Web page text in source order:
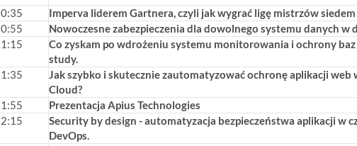
Imperva liderem Gartnera, czyli jak wygrać ligę mistrzów
Nowoczesne zabezpieczenia dla dowolnego systemu danych w
Co zyskam po wdrożeniu systemu monitorowania i ochrony baz
study.
Jak szybko i skutecznie zautomatyzować ochronę aplikacji web
Cloud?
Prezentacja Apius Technologies
Security by design - automatyzacja bezpieczeństwa aplikacji w
DevOps.